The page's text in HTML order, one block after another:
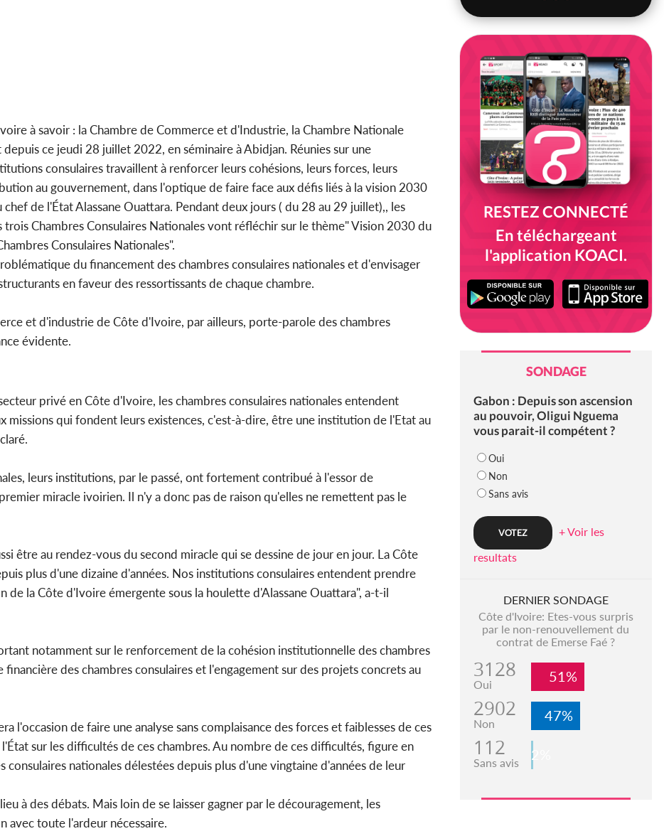
à savoir : la Chambre de Commerce et d'Industrie, la Chambre Nationale
ce jeudi 28 juillet 2022, en séminaire à Abidjan. Réunies sur une
consulaires travaillent à renforcer leurs cohésions, leurs forces, leurs
au gouvernement, dans l'optique de faire face aux défis liés à la vision 2030
de l'État Alassane Ouattara. Pendant deux jours ( du 28 au 29 juillet),, les
Chambres Consulaires Nationales vont réfléchir sur le thème" Vision 2030 du
Consulaires Nationales".
du financement des chambres consulaires nationales et d'envisager
en faveur des ressortissants de chaque chambre.
et d'industrie de Côte d'Ivoire, par ailleurs, porte-parole des chambres
évidente.
privé en Côte d'Ivoire, les chambres consulaires nationales entendent
missions qui fondent leurs existences, c'est-à-dire, être une institution de l'Etat au
leurs institutions, par le passé, ont fortement contribué à l'essor de
miracle ivoirien. Il n'y a donc pas de raison qu'elles ne remettent pas le
être au rendez-vous du second miracle qui se dessine de jour en jour. La Côte
plus d'une dizaine d'années. Nos institutions consulaires entendent prendre
de la Côte d'Ivoire émergente sous la houlette d'Alassane Ouattara", a-t-il
notamment sur le renforcement de la cohésion institutionnelle des chambres
des chambres consulaires et l'engagement sur des projets concrets au
l'occasion de faire une analyse sans complaisance des forces et faiblesses de ces
sur les difficultés de ces chambres. Au nombre de ces difficultés, figure en
nationales délestées depuis plus d'une vingtaine d'années de leur
à des débats. Mais loin de se laisser gagner par le découragement, les
avec toute l'ardeur nécessaire.
RESTEZ CONNECTÉ
En téléchargeant
l'application KOACI.
SONDAGE
Gabon : Depuis son ascension
au pouvoir, Oligui Nguema
vous parait-il compétent ?
Oui
Non
Sans avis
+ Voir les
resultats
DERNIER SONDAGE
Côte d'Ivoire: Etes-vous surpris
par le non-renouvellement du
contrat de Emerse Faé ?
3128
Oui 51%
2902
Non 47%
112
Sans avis 2%